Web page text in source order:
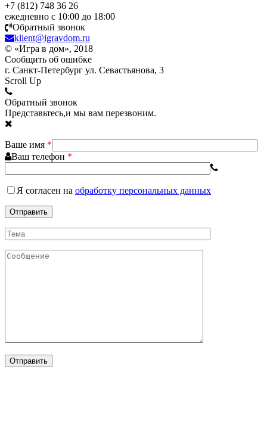
+7 (812) 748 36 26
ежедневно с 10:00 до 18:00
Обратный звонок
klient@igravdom.ru
© «Игра в дом», 2018
Сообщить об ошибке
г. Санкт-Петербург ул. Севастьянова, 3
Scroll Up
Обратный звонок
Представьтесь,и мы вам перезвоним.
Ваше имя *
Ваш телефон *
Я согласен на обработку персональных данных